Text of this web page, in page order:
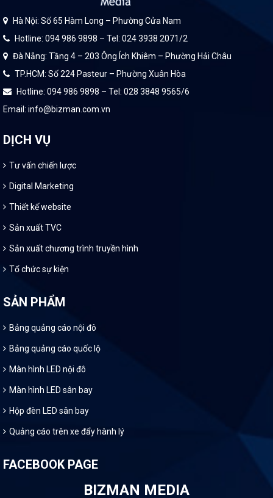
Hà Nội: Số 65 Hàm Long – Phường Cửa Nam
Hotline: 094 986 9898 – Tel: 024 3938 2071/2
Đà Nẵng: Tầng 4 – 203 Ông Ích Khiêm – Phường Hải Châu
TP.HCM: Số 224 Pasteur – Phường Xuân Hòa
Hotline: 094 986 9898 – Tel: 028 3848 9565/6
Email: info@bizman.com.vn
DỊCH VỤ
Tư vấn chiến lược
Digital Marketing
Thiết kế website
Sản xuất TVC
Sản xuất chương trình truyền hình
Tổ chức sự kiện
SẢN PHẨM
Bảng quảng cáo nội đô
Bảng quảng cáo quốc lộ
Màn hình LED nội đô
Màn hình LED sân bay
Hộp đèn LED sân bay
Quảng cáo trên xe đẩy hành lý
FACEBOOK PAGE
BIZMAN MEDIA